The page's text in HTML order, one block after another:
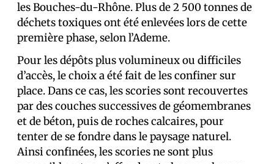
les Bouches-du-Rhône. Plus de 2 500 tonnes de
déchets toxiques ont été enlevées lors de cette
première phase, selon l’Ademe.
Pour les dépôts plus volumineux ou difficiles
d’accès, le choix a été fait de les confiner sur
place. Dans ce cas, les scories sont recouvertes
par des couches successives de géomembranes
et de béton, puis de roches calcaires, pour
tenter de se fondre dans le paysage naturel.
Ainsi confinées, les scories ne sont plus